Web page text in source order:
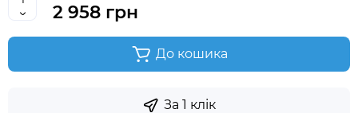
2 958 грн
До кошика
За 1 клік